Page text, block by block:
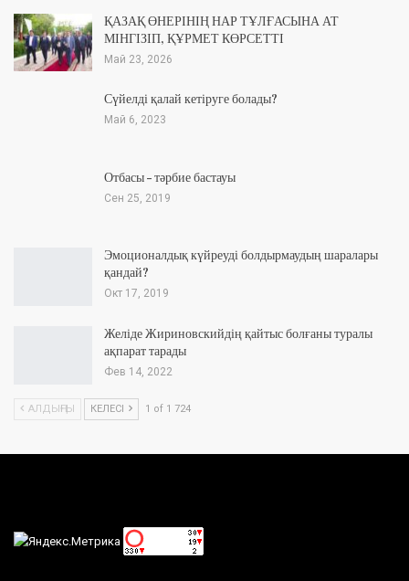
ҚАЗАҚ ӨНЕРІНІҢ НАР ТҰЛҒАСЫНА АТ
МІНГІЗІП, ҚҰРМЕТ КӨРСЕТТІ
Май 23, 2026
Сүйелді қалай кетіруге болады?
Май 6, 2023
Отбасы – тәрбие бастауы
Сен 25, 2019
Эмоционалдық күйреуді болдырмаудың шаралары
қандай?
Окт 17, 2019
Желіде Жириновскийдің қайтыс болғаны туралы
ақпарат тарады
Фев 14, 2022
АЛДЫҢҒЫ КЕЛЕСІ 1 of 1 724